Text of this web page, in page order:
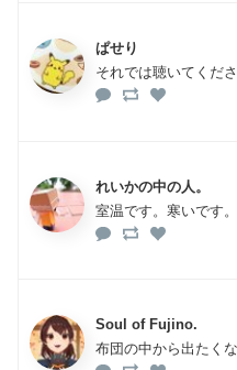
ぱせり
それでは聴いてくだ
れいかの中の人。
室温です。寒いです。
Soul of Fujino.
布団の中から出たく